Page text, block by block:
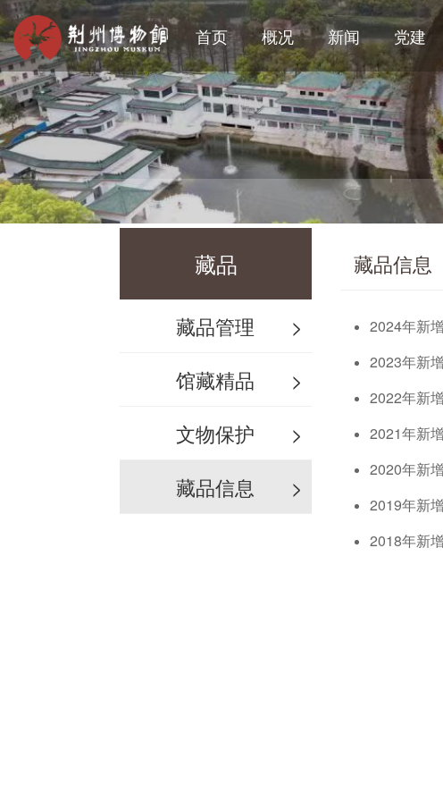
首页 概况 新闻 党建
藏品
藏品管理
>
馆藏精品
>
文物保护
>
藏品信息
>
藏品信息
2024年新
2023年新
2022年新
2021年新
2020年新
2019年新
2018年新